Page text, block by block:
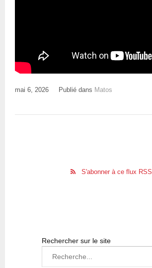
mai 6, 2026 Publié dans Matos
S'abonner à ce flux RSS
Rechercher sur le site